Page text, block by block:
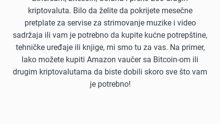
kriptovaluta. Bilo da želite da pokrijete mesečne
pretplate za servise za strimovanje muzike i video
sadržaja ili vam je potrebno da kupite kućne potrepštine,
tehničke uređaje ili knjige, mi smo tu za vas. Na primer,
lako možete kupiti Amazon vaučer sa Bitcoin-om ili
drugim kriptovalutama da biste dobili skoro sve što vam
je potrebno!